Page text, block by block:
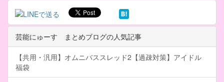
芸能にゅーす まとめブログの人気記事
【共用・汎用】オムニバススレッド2【過疎対策】アイドル
福袋